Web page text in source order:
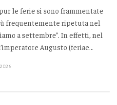
le ferie si sono frammentate
frequentemente ripetuta nel
a settembre”. In effetti, nel
Augusto (feriae...
2026